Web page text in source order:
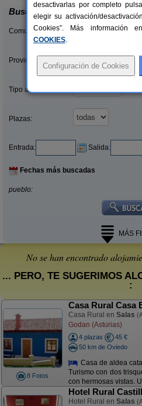
Buscar
Comunidades:
Provincias/Islas:
Tipo alquiler:
Plazas:
Entrada: Salida:
Fechas más buscadas
pueblo:
MÁS
No se han encontrado
... PERO, TE SUGERIMOS
:
8 Fotos
Casa Rural Casa
Casa Rural en Salas
Godan (Asturias)
4 plazas
45 €
50 km de Oviedo
Casa de aldea
Turismo con dos
con hermosas vistas.
Hotel Rural
Hotel Rural en Salas
desactivarlas por completo
elegir su activación/
Cookies”. Más información
COOKIES.